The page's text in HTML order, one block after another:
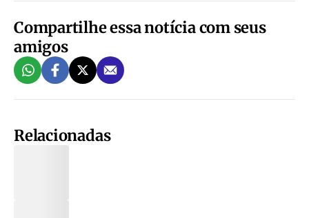
Compartilhe essa notícia com seus
amigos
Relacionadas